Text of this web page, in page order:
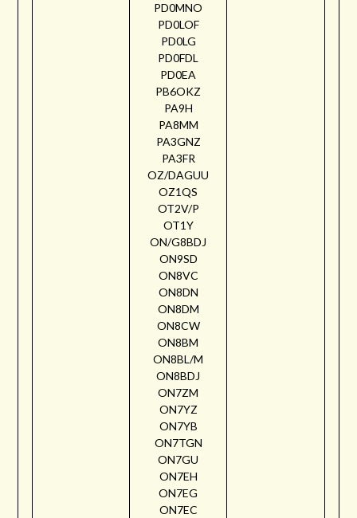
PD0MNO
PD0LOF
PD0LG
PD0FDL
PD0EA
PB6OKZ
PA9H
PA8MM
PA3GNZ
PA3FR
OZ/DAGUU
OZ1QS
OT2V/P
OT1Y
ON/G8BDJ
ON9SD
ON8VC
ON8DN
ON8DM
ON8CW
ON8BM
ON8BL/M
ON8BDJ
ON7ZM
ON7YZ
ON7YB
ON7TGN
ON7GU
ON7EH
ON7EG
ON7EC